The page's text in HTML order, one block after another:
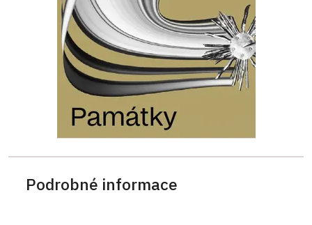
Podrobné informace